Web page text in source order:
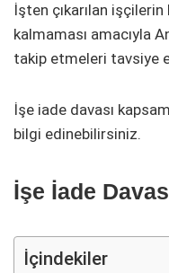
İşten çıkarılan
kalmaması amacıyla
takip etmeleri tavsiye
İşe iade davası
bilgi edinebilirsiniz.
İşe İade
İçindekiler